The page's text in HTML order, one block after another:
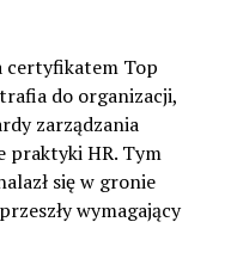
certyfikatem Top
do organizacji,
zarządzania
praktyki HR. Tym
się w gronie
wymagający